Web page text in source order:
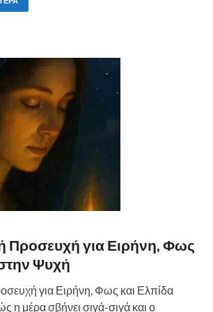
er
t
σ
ίτ
Προσευχή για Ειρήνη, Φως
Ψυχή
για Ειρήνη, Φως και Ελπίδα
μέρα σβήνει σιγά-σιγά και ο